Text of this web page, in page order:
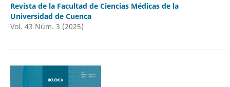
Revista de la Facultad de Ciencias Médicas de la
Universidad de Cuenca
Vol. 43 Núm. 3 (2025)